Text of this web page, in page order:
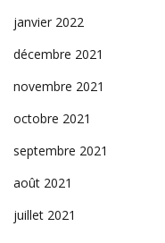
janvier 2022
décembre 2021
novembre 2021
octobre 2021
septembre 2021
août 2021
juillet 2021